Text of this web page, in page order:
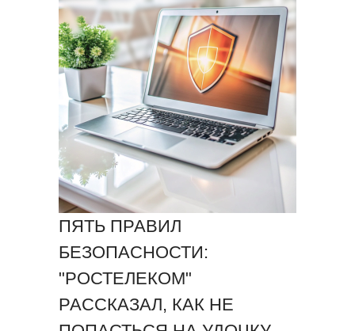
ПЯТЬ ПРАВИЛ
БЕЗОПАСНОСТИ:
"РОСТЕЛЕКОМ"
РАССКАЗАЛ, КАК НЕ